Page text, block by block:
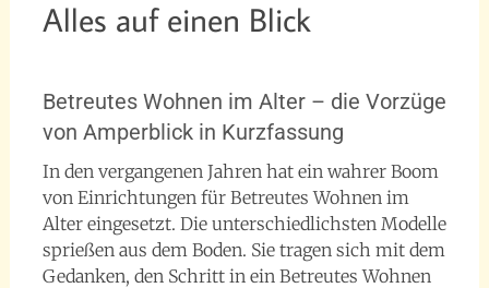
Alles auf einen Blick
Betreutes Wohnen im Alter – die Vorzüge
von Amperblick in Kurzfassung
In den vergangenen Jahren hat ein wahrer Boom
von Einrichtungen für Betreutes Wohnen im
Alter eingesetzt. Die unterschiedlichsten Modelle
sprießen aus dem Boden. Sie tragen sich mit dem
Gedanken, den Schritt in ein Betreutes Wohnen